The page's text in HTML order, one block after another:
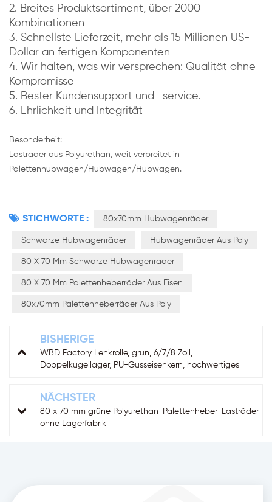
2. Breites Produktsortiment, über 2000
Kombinationen
3. Schnellste Lieferzeit, mehr als 15 Millionen US-
Dollar an fertigen Komponenten
4. Wir halten, was wir versprechen: Qualität ohne
Kompromisse
5. Bester Kundensupport und -service.
6. Ehrlichkeit und Integrität
Besonderheit:
Lasträder aus Polyurethan, weit verbreitet in
Palettenhubwagen/Hubwagen/Hubwagen.
STICHWORTE : 80x70mm Hubwagenräder
Schwarze Hubwagenräder Hubwagenräder Aus Poly
80 X 70 Mm Schwarze Hubwagenräder
80 X 70 Mm Palettenheberräder Aus Eisen
80x70mm Palettenheberräder Aus Poly
BISHERIGE
WBD Factory Lenkrolle, grün, 6/7/8 Zoll,
Doppelkugellager, PU-Gusseisenkern, hochwertiges
NÄCHSTER
80 x 70 mm grüne Polyurethan-Palettenheber-Lasträder
ohne Lagerfabrik